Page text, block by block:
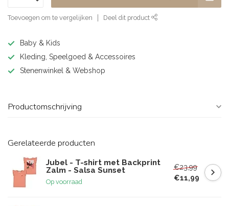
Toevoegen om te vergelijken Deel dit product
Baby & Kids
Kleding, Speelgoed & Accessoires
Stenenwinkel & Webshop
Productomschrijving
Gerelateerde producten
Jubel - T-shirt met Backprint
Zalm - Salsa Sunset
Op voorraad
€23,99
€11,99